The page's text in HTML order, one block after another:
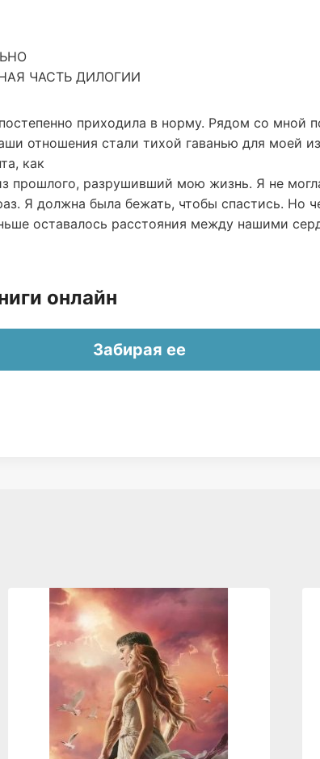
ЧАСТЬ ДИЛОГИИ
приходила в норму. Рядом со мной
отношения стали тихой гаванью для моей
как
прошлого, разрушивший мою жизнь. Я не
Я должна была бежать, чтобы спастись. Но
оставалось расстояния между нашими
онлайн
Забирая ее